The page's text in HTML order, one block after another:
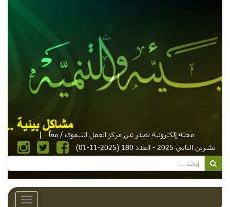
مجلة إلكترونية تصدر عن مركز العمل التنموي / معاً
|
تشرين الثاني 2025 - العدد 180 (2025-11-01)
Toggle